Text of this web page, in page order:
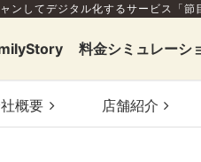
ンしてデジタル化するサービス「節
料金シミュレーシ
概要 店舗紹介